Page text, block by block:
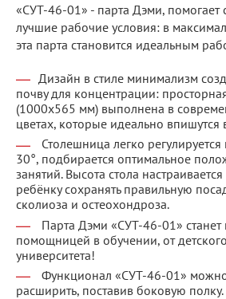
«СУТ-46-01» - парта Дэми, помогает
лучшие рабочие условия: в
эта парта становится идеальным
Дизайн в стиле минимализм
почву для концентрации:
(1000х565 мм) выполнена в
цветах, которые идеально
Столешница легко
30°, подбирается оптимальное
занятий. Высота стола
ребёнку сохранять правильную
сколиоза и остеохондроза.
Парта Дэми «СУТ-46-01»
помощницей в обучении, от
университета!
Функционал «СУТ-46-01»
расширить, поставив боковую полку.